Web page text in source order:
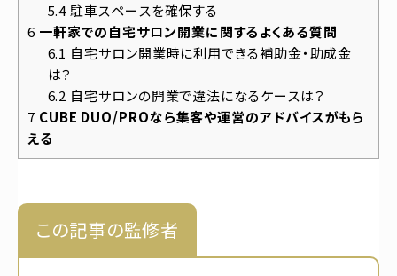
5.4駐車スペースを確保する
6 一軒家での自宅サロン開業に関するよくある質問
6.1 自宅サロン開業時に利用できる補助金・助成金
は？
6.2 自宅サロンの開業で違法になるケースは？
7 CUBE DUO/PROなら集客や運営のアドバイスがもら
える
この記事の監修者